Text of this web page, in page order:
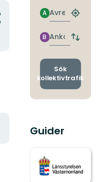
Avresa
A
Hitta
Ankomst
B
Byt
och
Sök
kollektivtrafik
Guider